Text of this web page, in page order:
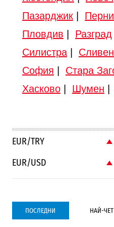
Пазарджик|
Пловдив
Разград
Силистра| Сливен
София
Стара
Хасково| Шумен
EUR/TRY
EUR/USD
ПОСЛЕДНИ НАЙ-